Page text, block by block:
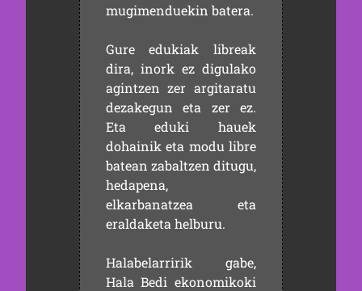
mugimenduekin batera.
Gure edukiak libreak
dira, inork ez digulako
agintzen zer argitaratu
dezakegun eta zer ez.
Eta eduki hauek
dohainik eta modu libre
batean zabaltzen ditugu,
hedapena,
elkarbanatzea eta
eraldaketa helburu.
Halabelarririk gabe,
Hala Bedi ekonomikoki